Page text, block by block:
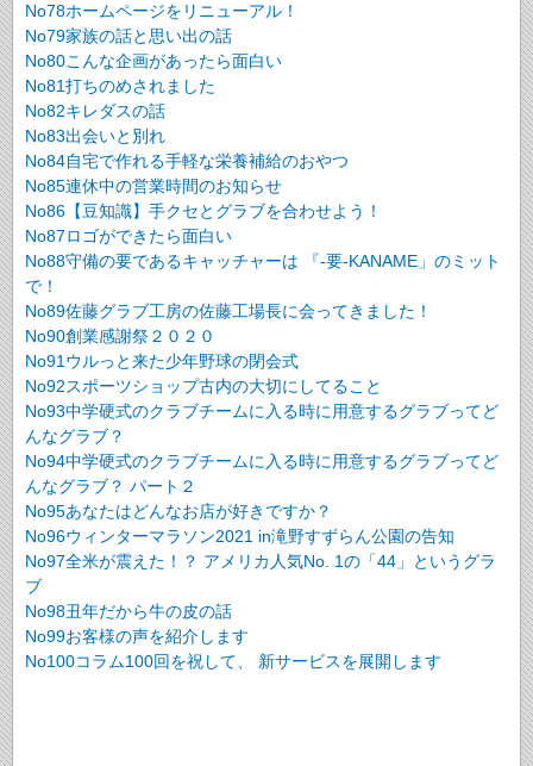
No78ホームページをリニューアル！
No79家族の話と思い出の話
No80こんな企画があったら面白い
No81打ちのめされました
No82キレダスの話
No83出会いと別れ
No84自宅で作れる手軽な栄養補給のおやつ
No85連休中の営業時間のお知らせ
No86【豆知識】手クセとグラブを合わせよう！
No87ロゴができたら面白い
No88守備の要であるキャッチャーは 『-要-KANAME」のミット
で！
No89佐藤グラブ工房の佐藤工場長に会ってきました！
No90創業感謝祭２０２０
No91ウルっと来た少年野球の閉会式
No92スポーツショップ古内の大切にしてること
No93中学硬式のクラブチームに入る時に用意するグラブってど
んなグラブ？
No94中学硬式のクラブチームに入る時に用意するグラブってど
んなグラブ？ パート２
No95あなたはどんなお店が好きですか？
No96ウィンターマラソン2021 in滝野すずらん公園の告知
No97全米が震えた！？ アメリカ人気No. 1の「44」というグラ
ブ
No98丑年だから牛の皮の話
No99お客様の声を紹介します
No100コラム100回を祝して、 新サービスを展開します